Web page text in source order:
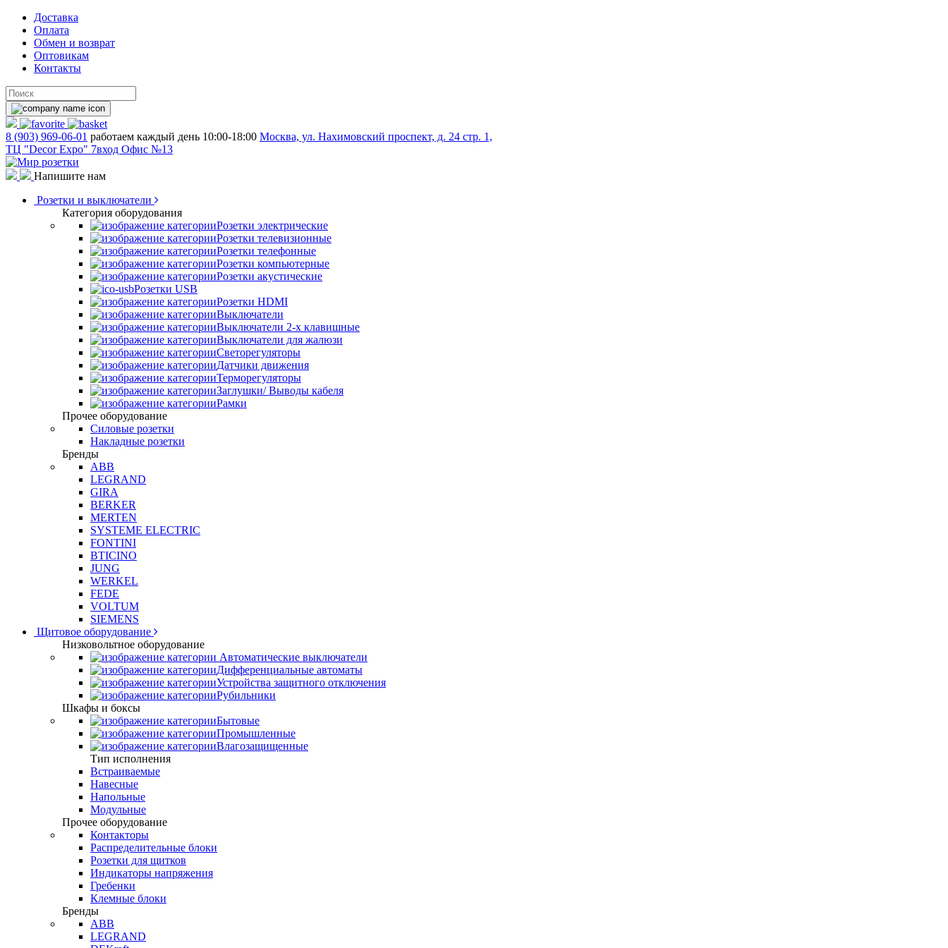
Доставка
Оплата
Обмен и возврат
Оптовикам
Контакты
8 (903) 969-06-01 работаем каждый день 10:00-18:00 Москва, ул. Нахимовский проспект, д. 24 стр. 1,
ТЦ "Decor Expo" 7вход Офис №13
Напишите нам
Розетки и выключатели
Категория оборудования
Розетки электрические
Розетки телевизионные
Розетки телефонные
Розетки компьютерные
Розетки акустические
Розетки USB
Розетки HDMI
Выключатели
Выключатели 2-х клавишные
Выключатели для жалюзи
Светорегуляторы
Датчики движения
Терморегуляторы
Заглушки/ Выводы кабеля
Рамки
Прочее оборудование
Силовые розетки
Накладные розетки
Бренды
ABB
LEGRAND
GIRA
BERKER
MERTEN
SYSTEME ELECTRIC
FONTINI
BTICINO
JUNG
WERKEL
FEDE
VOLTUM
SIEMENS
Щитовое оборудование
Низковольтное оборудование
Автоматические выключатели
Дифференциальные автоматы
Устройства защитного отключения
Рубильники
Шкафы и боксы
Бытовые
Промышленные
Влагозащищенные
Тип исполнения
Встраиваемые
Навесные
Напольные
Модульные
Прочее оборудование
Контакторы
Распределительные блоки
Розетки для щитков
Индикаторы напряжения
Гребенки
Клемные блоки
Бренды
ABB
LEGRAND